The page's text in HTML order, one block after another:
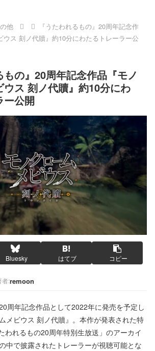
他
『うたわれるもの』20周年記念作
ウス 刻ノ代贖』約10分にわたるトレーラー公
もの』20周年記念作品『モノ
ウス 刻ノ代贖』約10分にわ
ー公開
Bluesky はてブ コピー
者:remoon
周年記念作品として2022年に発売を予定し
メビウス 刻ノ代贖』。本作が発表された特
われるもの20周年特別生放送」のアーカイ
中で披露されたトレーラーが視聴可能とな